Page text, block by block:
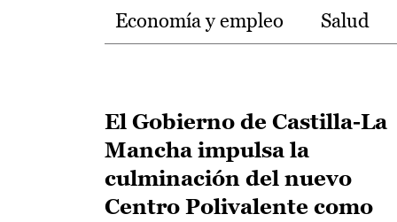
Temas
Economía y empleo Salud
El Gobierno de Castilla-La
Mancha impulsa la
culminación del nuevo
Centro Polivalente como